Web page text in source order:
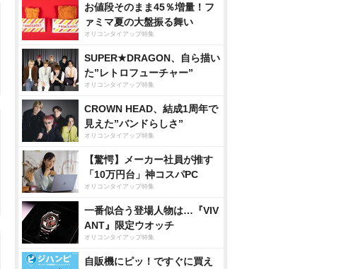
お値段そのまま45％増量！フ
ァミマ夏の大盤振る舞い
オリコンタイアップ特集
SUPER★DRAGON、自ら描い
た”レトロフューチャー”
オリコンタイアップ特集
CROWN HEAD、結成1周年で
見えた”バンドらしさ”
オリコンタイアップ特集
【驚愕】メーカー社員が推す
「10万円台」神コスパPC
オリコンタイアップ特集
一番似合う登場人物は…『VIV
ANT』限定ウオッチ
オリコンタイアップ特集
自販機にピッ！ですぐに買え